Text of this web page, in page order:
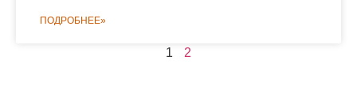
ПОДРОБНЕЕ»
1 2